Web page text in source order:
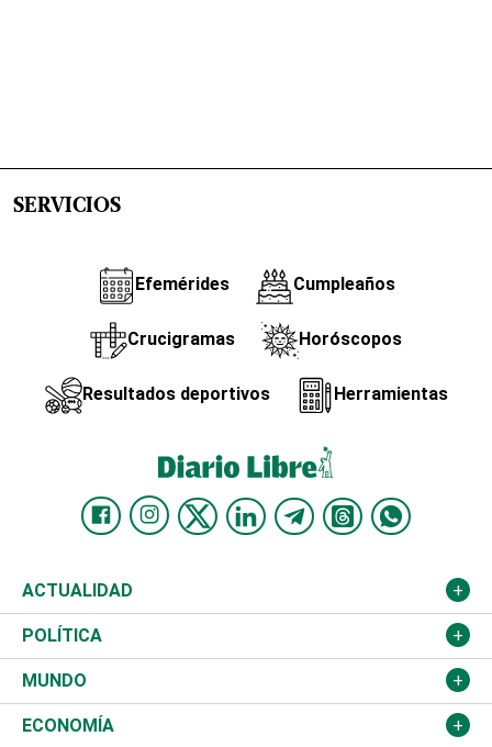
SERVICIOS
Efemérides Cumpleaños
Crucigramas Horóscopos
Resultados deportivos Herramientas
ACTUALIDAD
Nacional
Ciudad
Educación
POLÍTICA
Partidos
JCE
MUNDO
Estados Unidos
ECONOMÍA